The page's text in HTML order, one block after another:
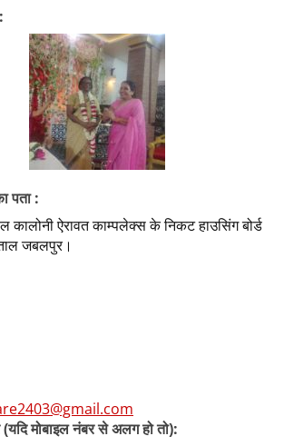
पता :
कालोनी ऐरावत काम्पलेक्स के निकट हाउसिंग बोर्ड
जबलपुर।
मोबाइल नंबर से अलग हो तो):